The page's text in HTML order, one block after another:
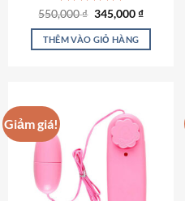
Được xếp
hạng4.81
5 sao
550,000₫ Giá
là:
550,000 ₫.
345,000₫Giá
tại
THÊM VÀO GIỎ HÀNG
Giảm giá!